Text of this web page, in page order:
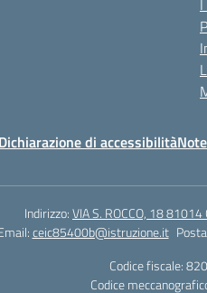
Dichiarazione di accessibilità
Indirizzo:VIA S. ROCCO, 18 81014
ceic85400b@istruzione.it
Codice fiscale:
Codice